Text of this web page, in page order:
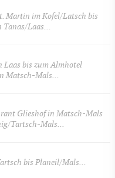
Martin im Kofel/Latsch bis
Tanas/Laas...
Laas bis zum Almhotel
Matsch-Mals...
Glieshof in Matsch-Mals
Tartsch-Mals...
bis Planeil/Mals...